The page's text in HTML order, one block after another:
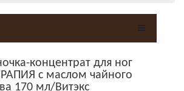
концентрат для ног
с маслом чайного
170 мл/Витэкс